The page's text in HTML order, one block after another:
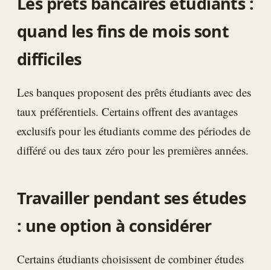
quand les fins de mois sont
difficiles
Les banques proposent des prêts étudiants avec des
taux préférentiels. Certains offrent des avantages
exclusifs pour les étudiants comme des périodes de
différé ou des taux zéro pour les premières années.
Travailler pendant ses études
: une option à considérer
Certains étudiants choisissent de combiner études